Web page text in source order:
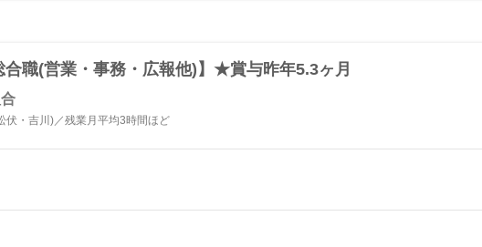
職(営業・事務・広報他)】★賞与昨年5.3ヶ月
伏・吉川)／残業月平均3時間ほど